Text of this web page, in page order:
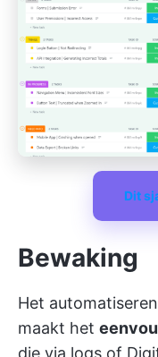
Dit
Bewaking
Het
maakt het
die via logs of